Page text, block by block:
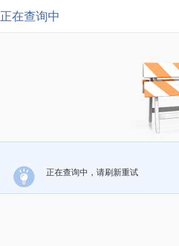
正在查询中
正在查询中，请刷新重试